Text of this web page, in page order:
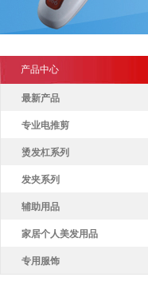
产品中心
最新产品
专业电推剪
烫发杠系列
发夹系列
辅助用品
家居个人美发用品
专用服饰